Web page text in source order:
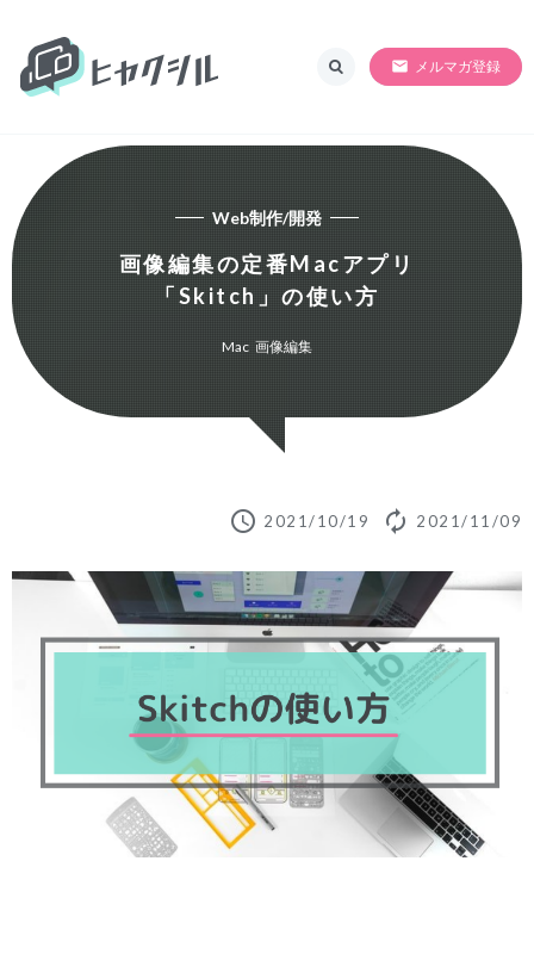
ヒャクシル SORRY!!準備中
メルマガ登録
Web制作/開発
画像編集の定番Macアプリ
「Skitch」の使い方
Mac, 画像編集
schedule 2021/10/19 autorenew 2021/11/09